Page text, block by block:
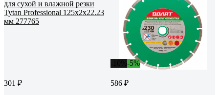
301 ₽
-5%
586 ₽